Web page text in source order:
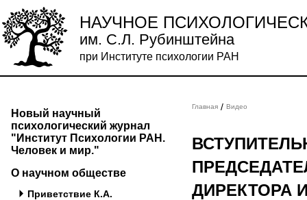
НАУЧНОЕ
им. С.Л. Рубинштейна
при Институте психологии РАН
Новый научный
психологический журнал
"Институт Психологии РАН.
Человек и мир."
О научном обществе
Приветствие К.А.
Главная / Видео
ДИРЕКТОРА